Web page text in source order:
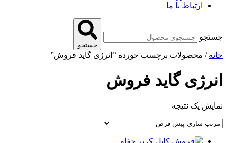
ارتباط با ما
جستجو
جستجو
خانه / محصولات برچسب خورده “انرژی گاید فروش”
انرژی گاید فروش
نمایش یک نتیجه